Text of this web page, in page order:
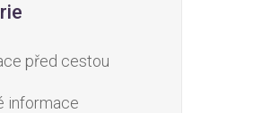
před cestou
informace